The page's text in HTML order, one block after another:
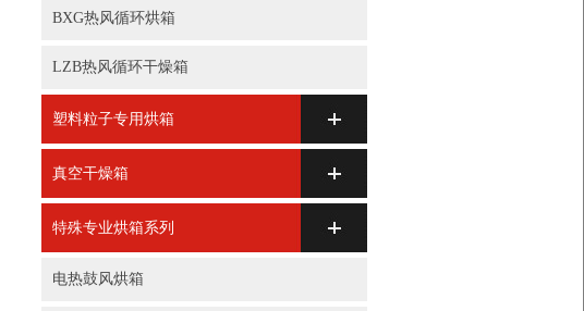
BXG热风循环烘箱
LZB热风循环干燥箱
塑料粒子专用烘箱
真空干燥箱
特殊专业烘箱系列
电热鼓风烘箱